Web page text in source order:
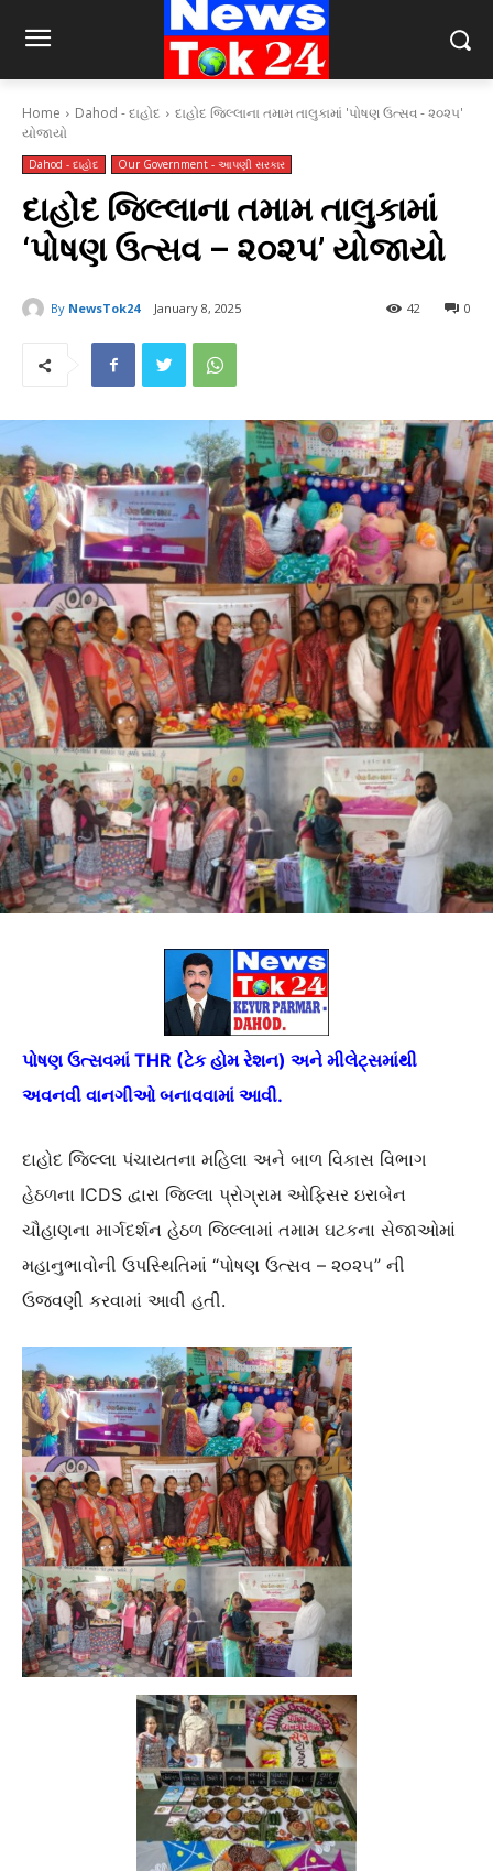
Home Dahod - દાહોદ
દાહોદ જિલ્લાના તમામ તાલુકામાં 'પોષણ ઉત્સવ - ૨૦૨૫'
યોજાયો
Dahod - દાહોદ Our Government - આપણી સરકાર
દાહોદ જિલ્લાના તમામ તાલુકામાં
‘પોષણ ઉત્સવ – ૨૦૨૫’ યોજાયો
By NewsTok24 January 8, 2025 0
42
પોષણ ઉત્સવમાં THR (ટેક હોમ રેશન) અને મીલેટ્સમાંથી
અવનવી વાનગીઓ બનાવવામાં આવી.
દાહોદ જિલ્લા પંચાયતના મહિલા અને બાળ વિકાસ વિભાગ
હેઠળના ICDS દ્વારા જિલ્લા પ્રોગ્રામ ઓફિસર ઇરાબેન
ચૌહાણના માર્ગદર્શન હેઠળ જિલ્લામાં તમામ ઘટકના સેજાઓમાં
મહાનુભાવોની ઉપસ્થિતિમાં “પોષણ ઉત્સવ – ૨૦૨૫” ની
ઉજવણી કરવામાં આવી હતી.